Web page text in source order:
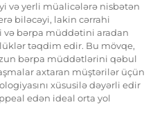
və yerli müalicələrə nisbətən
biləcəyi, lakin cərrahi
və bərpa müddətini aradan
təqdim edir. Bu mövqe,
bərpa müddətlərini qəbul
axtaran müştərilər üçün
xüsusilə dəyərli edir
edən ideal orta yol